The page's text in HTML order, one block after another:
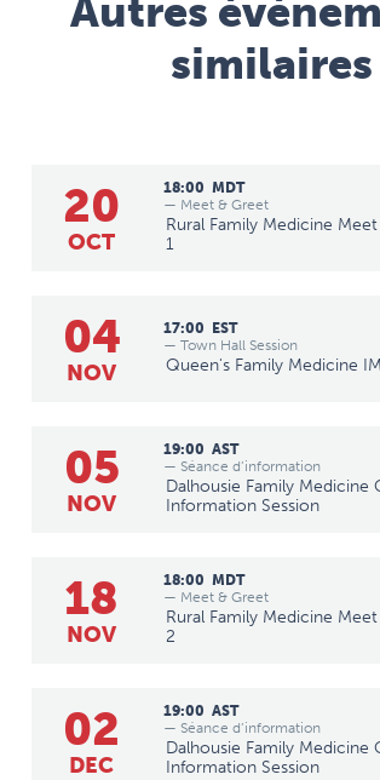
Autres
similaires
20
OCT
18:00 MDT
— Meet & Greet
Rural Family Medicine
1
04
NOV
17:00 EST
— Town Hall Session
Queen's Family Medicine
05
NOV
19:00 AST
— Séance d’information
Dalhousie Family Medicine
Information Session
18
NOV
18:00 MDT
— Meet & Greet
Rural Family Medicine
2
02
DEC
19:00 AST
— Séance d’information
Dalhousie Family Medicine
Information Session